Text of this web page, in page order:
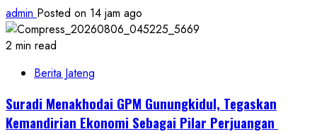
admin Posted on 14 jam ago
2 min read
Berita Jateng
Suradi Menakhodai GPM Gunungkidul, Tegaskan
Kemandirian Ekonomi Sebagai Pilar Perjuangan ​